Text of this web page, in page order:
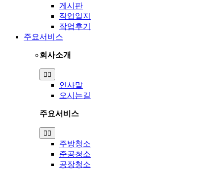
게시판
작업일지
작업후기
주요서비스
회사소개
Toggle
Navigation
인사말
오시는길
주요서비스
Toggle
Navigation
주방청소
준공청소
공장청소